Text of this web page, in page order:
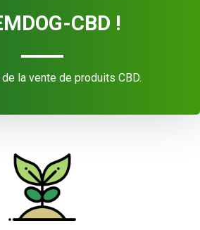
CBD !
la vente de produits CBD.